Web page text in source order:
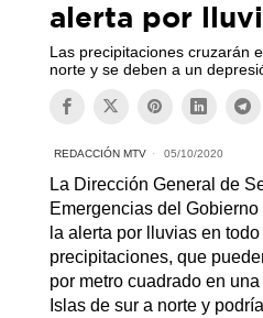
alerta por
Las precipitaciones cruzarán
norte y se deben a un
REDACCIÓN MTV 05/10/2020
La Dirección General de
Emergencias del
la alerta por lluvias en
precipitaciones, que
por metro cuadrado en
Islas de sur a norte y